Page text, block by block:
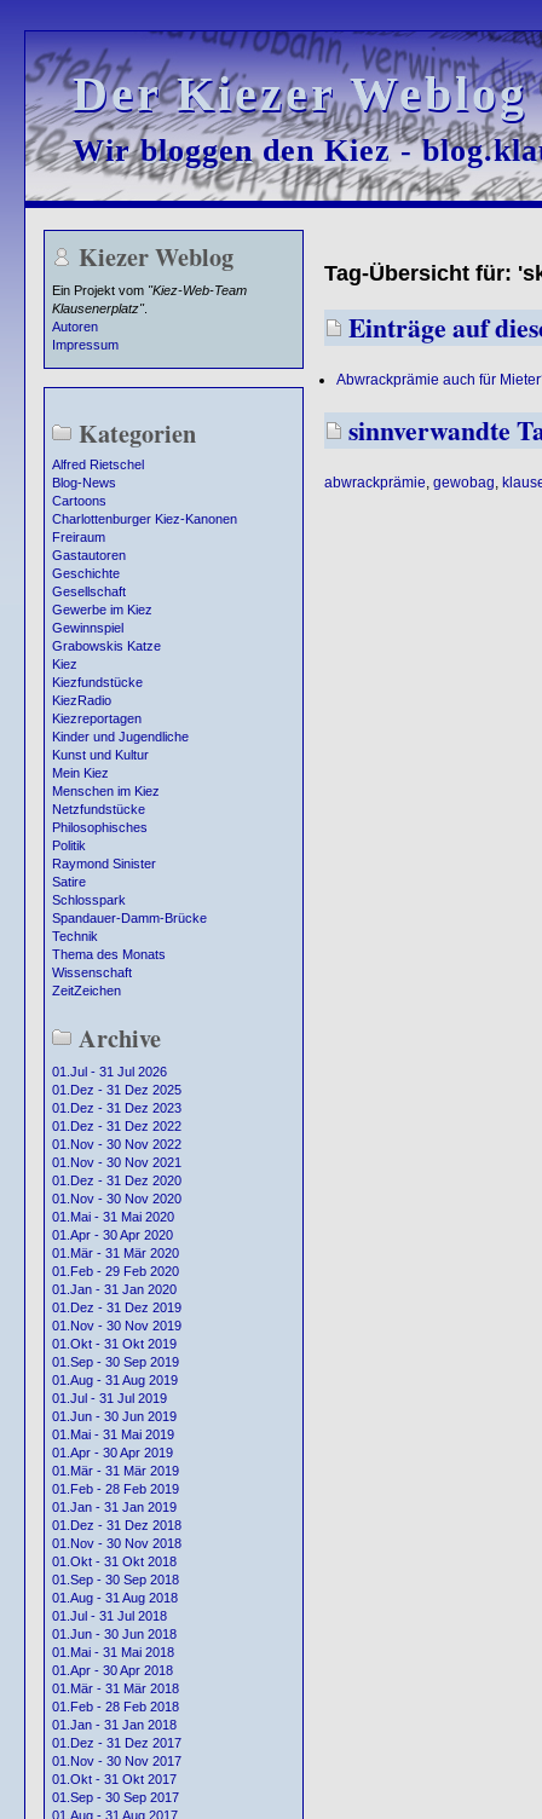
Der Kiezer
Der Kiezer
Wir bloggen den Kiez -
Wir bloggen den Kiez -
Kiezer Weblog
Ein Projekt vom "Kiez-Web-Team
Klausenerplatz".
Autoren
Impressum
Kategorien
Alfred Rietschel
Blog-News
Cartoons
Charlottenburger Kiez-Kanonen
Freiraum
Gastautoren
Geschichte
Gesellschaft
Gewerbe im Kiez
Gewinnspiel
Grabowskis Katze
Kiez
Kiezfundstücke
KiezRadio
Kiezreportagen
Kinder und Jugendliche
Kunst und Kultur
Mein Kiez
Menschen im Kiez
Netzfundstücke
Philosophisches
Politik
Raymond Sinister
Satire
Schlosspark
Spandauer-Damm-Brücke
Technik
Thema des Monats
Wissenschaft
ZeitZeichen
Archive
01.Jul - 31 Jul 2026
01.Dez - 31 Dez 2025
01.Dez - 31 Dez 2023
01.Dez - 31 Dez 2022
01.Nov - 30 Nov 2022
01.Nov - 30 Nov 2021
01.Dez - 31 Dez 2020
01.Nov - 30 Nov 2020
01.Mai - 31 Mai 2020
01.Apr - 30 Apr 2020
01.Mär - 31 Mär 2020
01.Feb - 29 Feb 2020
01.Jan - 31 Jan 2020
01.Dez - 31 Dez 2019
01.Nov - 30 Nov 2019
01.Okt - 31 Okt 2019
01.Sep - 30 Sep 2019
01.Aug - 31 Aug 2019
01.Jul - 31 Jul 2019
01.Jun - 30 Jun 2019
01.Mai - 31 Mai 2019
01.Apr - 30 Apr 2019
01.Mär - 31 Mär 2019
01.Feb - 28 Feb 2019
01.Jan - 31 Jan 2019
01.Dez - 31 Dez 2018
01.Nov - 30 Nov 2018
01.Okt - 31 Okt 2018
01.Sep - 30 Sep 2018
01.Aug - 31 Aug 2018
01.Jul - 31 Jul 2018
01.Jun - 30 Jun 2018
01.Mai - 31 Mai 2018
01.Apr - 30 Apr 2018
01.Mär - 31 Mär 2018
01.Feb - 28 Feb 2018
01.Jan - 31 Jan 2018
01.Dez - 31 Dez 2017
01.Nov - 30 Nov 2017
01.Okt - 31 Okt 2017
01.Sep - 30 Sep 2017
01.Aug - 31 Aug 2017
Tag-Übersicht für:
Einträge auf
Abwrackprämie auch für
sinnverwandte
abwrackprämie gewobag